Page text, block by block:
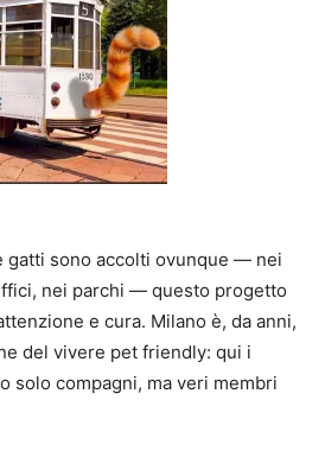
gatti sono accolti ovunque — nei
nei parchi — questo progetto
e cura. Milano è, da anni,
del vivere pet friendly: qui i
solo compagni, ma veri membri